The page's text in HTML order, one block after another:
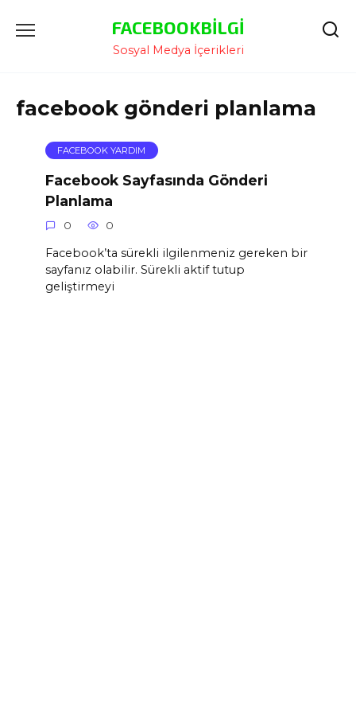
Atla
FACEBOOKBILGI
Sosyal Medya İçerikleri
facebook gönderi planlama
FACEBOOK YARDIM
Facebook Sayfasında Gönderi
Planlama
0 0
Facebook’ta sürekli ilgilenmeniz gereken bir
sayfanız olabilir. Sürekli aktif tutup
geliştirmeyi